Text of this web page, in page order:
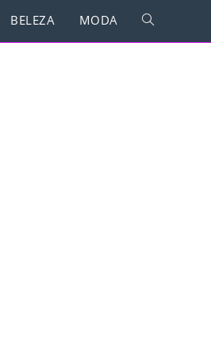
BELEZA MODA